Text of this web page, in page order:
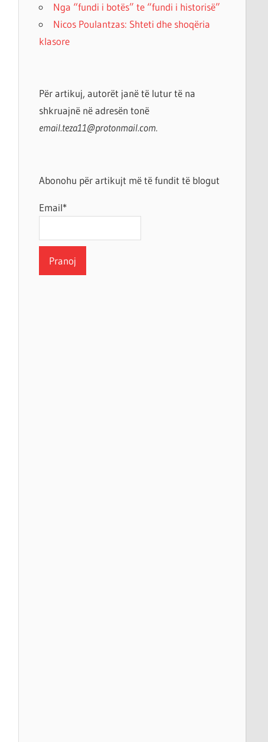
Nga “fundi i botës” te “fundi i historisë”
Nicos Poulantzas: Shteti dhe shoqëria
klasore
Për artikuj, autorët janë të lutur të na
shkruajnë në adresën tonë
email.teza11@protonmail.com.
Abonohu për artikujt më të fundit të blogut
Email*